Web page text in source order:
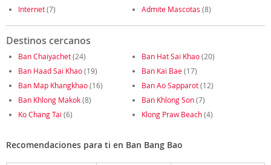
Internet(7) Admite Mascotas (8)
Destinos cercanos
Ban Chaiyachet(24) Ban Hat Sai Khao(20)
Ban Haad Sai Khao(19) Ban Kai Bae(17)
Ban Map Khangkhao(16) Ban Ao Sapparot(12)
Ban Khlong Makok(8) Ban Khlong Son(7)
Ko Chang Tai (6) Klong Praw Beach(4)
Recomendaciones para ti en Ban Bang Bao